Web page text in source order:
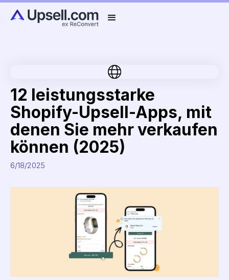
12 leistungsstarke
Shopify-Upsell-Apps, mit
denen Sie mehr verkaufen
können (2025)
6/18/2025